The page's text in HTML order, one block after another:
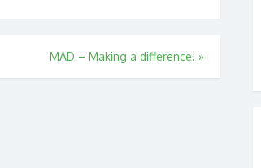
MAD – Making a difference! »